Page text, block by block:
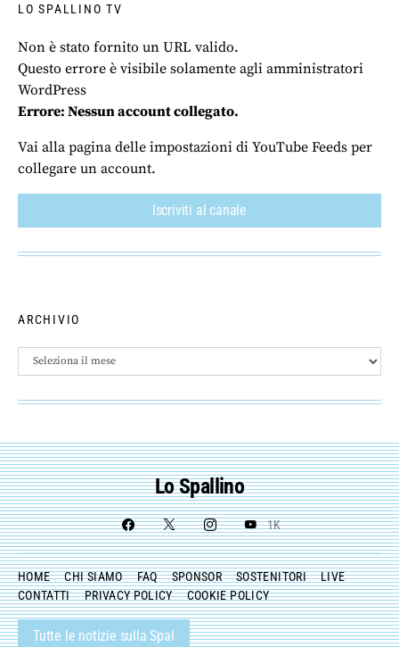
LO SPALLINO TV
Non è stato fornito un URL valido.
Questo errore è visibile solamente agli amministratori
WordPress
Errore: Nessun account collegato.
Vai alla pagina delle impostazioni di YouTube Feeds per
collegare un account.
Iscriviti al canale
ARCHIVIO
Archivio
Lo Spallino
1K
HOME CHI SIAMO FAQ SPONSOR SOSTENITORI
LIVE
CONTATTI
PRIVACY POLICY COOKIE POLICY
Tutte le notizie sulla Spal